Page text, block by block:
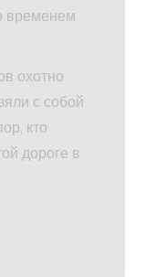
временем
охотно
с собой
кто
дороге в